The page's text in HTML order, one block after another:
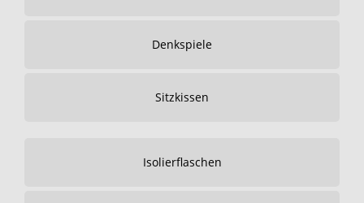
Denkspiele
Sitzkissen
Isolierflaschen